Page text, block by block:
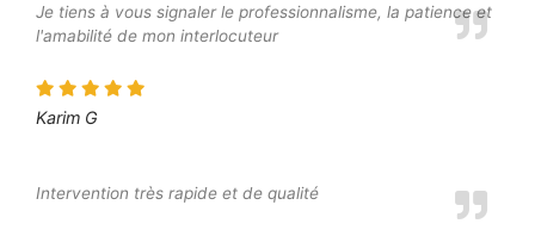
Je tiens à vous signaler le professionnalisme, la patience et
l'amabilité de mon interlocuteur
Karim G
Intervention très rapide et de qualité